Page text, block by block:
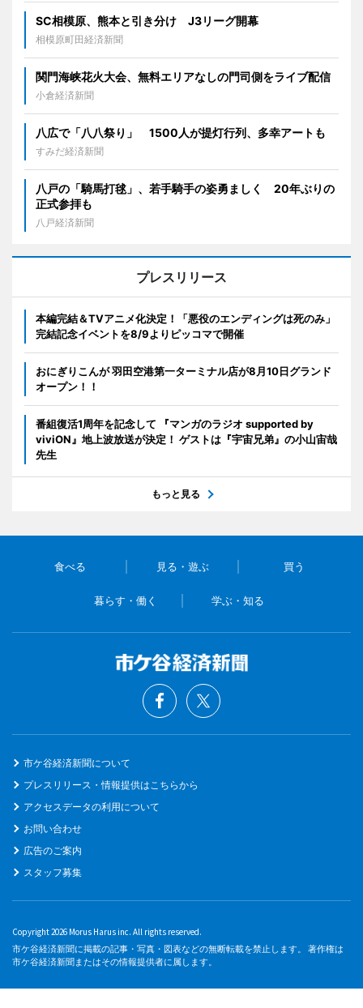
SC相模原、熊本と引き分け J3リーグ開幕
相模原町田経済新聞
関門海峡花火大会、無料エリアなしの門司側をライブ配信
小倉経済新聞
八広で「八八祭り」 1500人が提灯行列、多幸アートも
すみだ経済新聞
八戸の「騎馬打毬」、若手騎手の姿勇ましく 20年ぶりの
正式参拝も
八戸経済新聞
プレスリリース
本編完結＆TVアニメ化決定！「悪役のエンディングは死のみ」
完結記念イベントを8/9よりピッコマで開催
おにぎりこんが 羽田空港第一ターミナル店が8月10日グランド
オープン！！
番組復活1周年を記念して 『マンガのラジオ supported by
viviON』地上波放送が決定！ ゲストは『宇宙兄弟』の小山宙哉
先生
もっと見る
食べる 見る・遊ぶ 買う
暮らす・働く 学ぶ・知る
市ケ谷経済新聞について
プレスリリース・情報提供はこちらから
アクセスデータの利用について
お問い合わせ
広告のご案内
スタッフ募集
Copyright 2026 Morus Harus inc. All rights reserved.
市ケ谷経済新聞に掲載の記事・写真・図表などの無断転載を禁止します。 著作権は
市ケ谷経済新聞またはその情報提供者に属します。